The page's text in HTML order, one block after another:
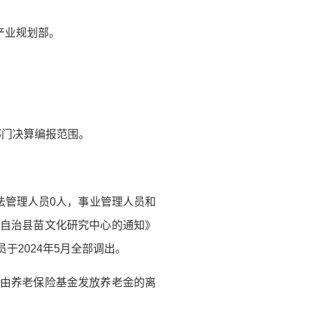
规划部。
决算编报范围。
理人员0人，事业管理人员和
治县苗文化研究中心的通知》
2024年5月全部调出。
养老保险基金发放养老金的离